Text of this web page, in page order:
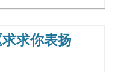
求你表扬